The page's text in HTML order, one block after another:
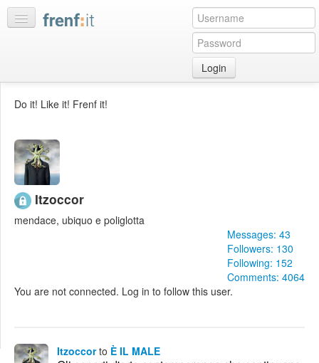
Login
My
discussions
Bookmarks
Best
of
Edit
Do it! Like it! Frenf it!
Itzoccor
mendace, ubiquo e poliglotta
Messages: 43
Followers: 130
Following: 152
Comments: 4064
You are not connected. Log in to follow this user.
Itzoccor to È IL MALE